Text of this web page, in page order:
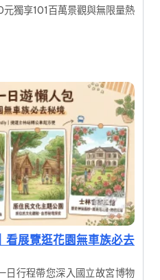
獨享101百萬景觀與無限量熱
看展覽逛花園無車族必去
日行程帶您深入國立故宮博物